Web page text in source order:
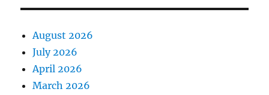
August 2026
July 2026
April 2026
March 2026